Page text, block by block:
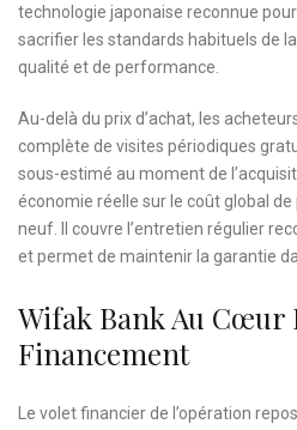
technologie japonaise reconnue
sacrifier les standards habituels de
qualité et de performance.
Au-delà du prix d’achat, les
complète de visites périodiques
sous-estimé au moment de
économie réelle sur le coût global de
neuf. Il couvre l’entretien régulier
et permet de maintenir la garantie
Wifak Bank Au Cœur
Financement
Le volet financier de l’opération